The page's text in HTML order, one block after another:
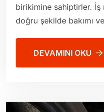
birikimine sahiptirler. İş
doğru şekilde bakımı ve
DEVAMINI OKU